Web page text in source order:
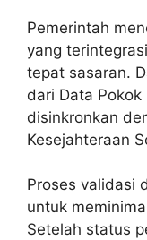
Pemerintah
yang
tepat sasaran.
dari Data
disinkronkan
Kesejahteraan
Proses validasi
untuk
Setelah status